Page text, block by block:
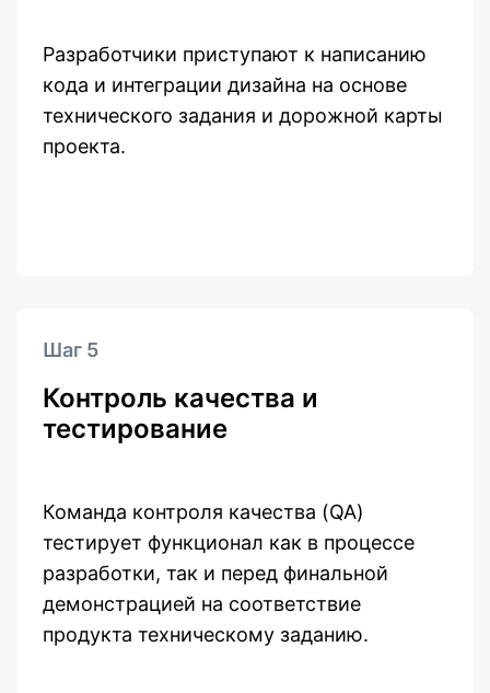
Разработчики приступают к написанию
кода и интеграции дизайна на основе
технического задания и дорожной карты
проекта.
Шаг 5
Контроль качества и
тестирование
Команда контроля качества (QA)
тестирует функционал как в процессе
разработки, так и перед финальной
демонстрацией на соответствие
продукта техническому заданию.